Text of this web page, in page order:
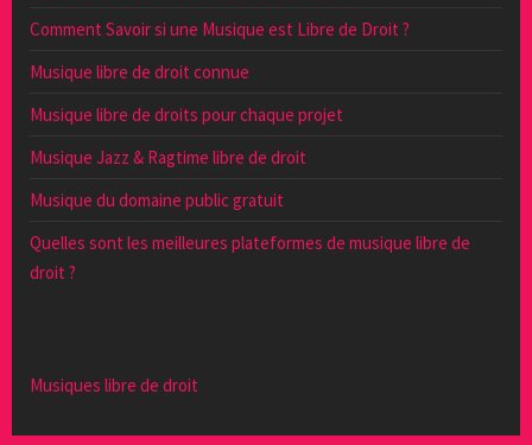
Comment Savoir si une Musique est Libre de Droit ?
Musique libre de droit connue
Musique libre de droits pour chaque projet
Musique Jazz & Ragtime libre de droit
Musique du domaine public gratuit
Quelles sont les meilleures plateformes de musique libre de
droit ?
Musiques libre de droit